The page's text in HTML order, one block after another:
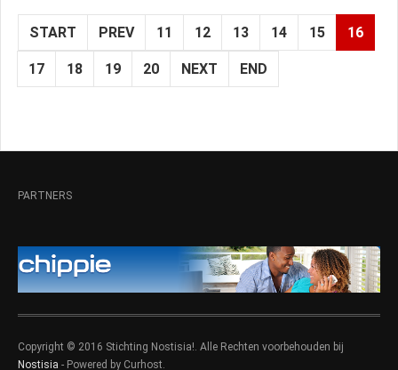
START PREV 11 12 13 14 15 16
17 18 19 20 NEXT END
PARTNERS
Copyright © 2016 Stichting Nostisia!. Alle Rechten voorbehouden bij
Nostisia - Powered by Curhost.